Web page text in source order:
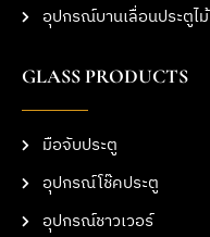
อุปกรณ์บานเลื่อนประตูไม้
GLASS PRODUCTS
มือจับประตู
อุปกรณ์โช๊คประตู
อุปกรณ์ชาวเวอร์